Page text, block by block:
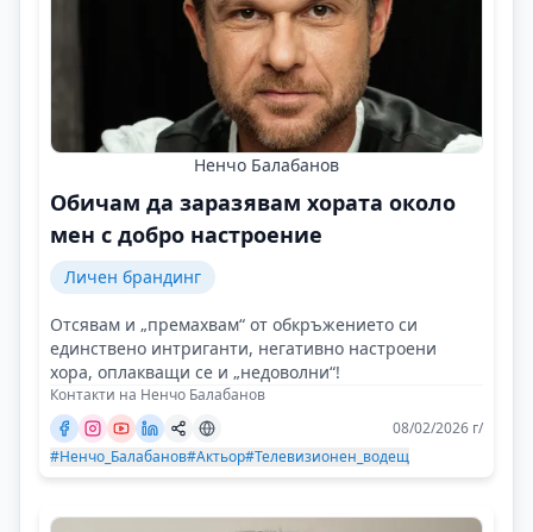
Ненчо Балабанов
Обичам да заразявам хората около
мен с добро настроение
Личен брандинг
Отсявам и „премахвам“ от обкръжението си
единствено интриганти, негативно настроени
хора, оплакващи се и „недоволни“!
Контакти на Ненчо Балабанов
08/02/2026 г/
#Ненчо_Балабанов#Актьор#Телевизионен_водещ